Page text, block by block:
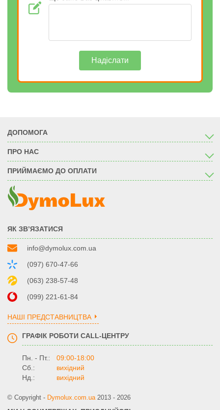
Надіслати
ДОПОМОГА
ПРО НАС
ПРИЙМАЄМО ДО ОПЛАТИ
ЯК ЗВ’ЯЗАТИСЯ
info@dymolux.com.ua
(097) 670-47-66
(063) 238-57-48
(099) 221-61-84
НАШІ ПРЕДСТАВНИЦТВА
ГРАФІК РОБОТИ CALL-ЦЕНТРУ
Пн. - Пт.:
09:00-18:00
Сб.:
вихідний
Нд.:
вихідний
© Copyright - Dymolux.com.ua 2013 - 2026